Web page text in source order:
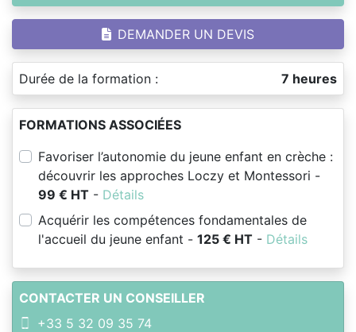
DEMANDER UN DEVIS
Durée de la formation : 7 heures
FORMATIONS ASSOCIÉES
Favoriser l’autonomie du jeune enfant en crèche :
découvrir les approches Loczy et Montessori -
99 € HT - Détails
Acquérir les compétences fondamentales de
l'accueil du jeune enfant - 125 € HT - Détails
CONTACTER UN CONSEILLER
+33 5 32 09 35 74